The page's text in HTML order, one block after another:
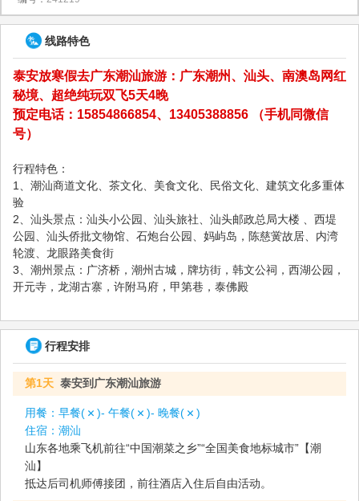
线路特色
泰安放寒假去广东潮汕旅游：广东潮州、汕头、南澳岛网红
秘境、超绝纯玩双飞5天4晚
预定电话：15854866854、13405388856 （手机同微信
号）
行程特色：
1、潮汕商道文化、茶文化、美食文化、民俗文化、建筑文化多重体
验
2、汕头景点：汕头小公园、汕头旅社、汕头邮政总局大楼 、西堤
公园、汕头侨批文物馆、石炮台公园、妈屿岛，陈慈黉故居、内湾
轮渡、龙眼路美食街
3、潮州景点：广济桥，潮州古城，牌坊街，韩文公祠，西湖公园，
开元寺，龙湖古寨，许附马府，甲第巷，泰佛殿
行程安排
第1天 泰安到广东潮汕旅游
用餐： 早餐( )- 午餐( )- 晚餐(
)
住宿： 潮汕
山东各地乘飞机前往“中国潮菜之乡”“全国美食地标城市”【潮
汕】
抵达后司机师傅接团，前往酒店入住后自由活动。